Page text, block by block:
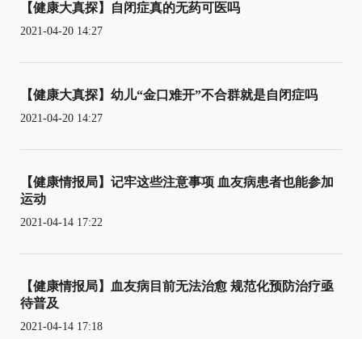
【健康大真探】自闭症真的无药可医吗
2021-04-20 14:27
【健康大真探】幼儿“金口难开”不合群就是自闭症吗
2021-04-20 14:27
【健康情报局】记牢这些注意事项 血友病患者也能参加
运动
2021-04-14 17:22
【健康情报局】血友病目前无法治愈 规范化预防治疗亟
待普及
2021-04-14 17:18